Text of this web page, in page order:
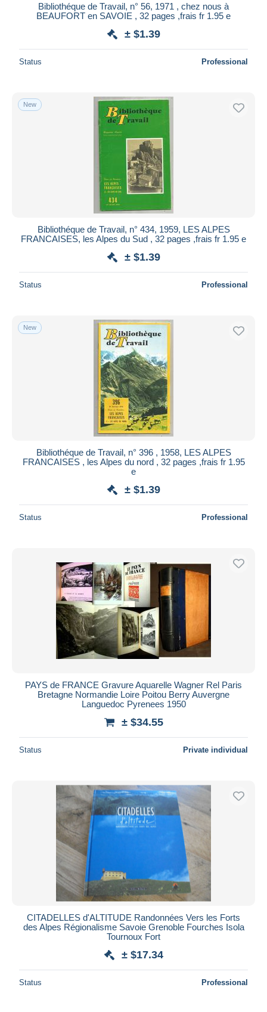
Bibliothéque de Travail, n° 56, 1971 , chez nous à
BEAUFORT en SAVOIE , 32 pages ,frais fr 1.95 e
± $1.39
Status Professional
New
Bibliothéque de Travail, n° 434, 1959, LES ALPES
FRANCAISES, les Alpes du Sud , 32 pages ,frais fr 1.95 e
± $1.39
Status Professional
New
Bibliothéque de Travail, n° 396 , 1958, LES ALPES
FRANCAISES , les Alpes du nord , 32 pages ,frais fr 1.95
e
± $1.39
Status Professional
PAYS de FRANCE Gravure Aquarelle Wagner Rel Paris
Bretagne Normandie Loire Poitou Berry Auvergne
Languedoc Pyrenees 1950
± $34.55
Status Private individual
CITADELLES d'ALTITUDE Randonnées Vers les Forts
des Alpes Régionalisme Savoie Grenoble Fourches Isola
Tournoux Fort
± $17.34
Status Professional